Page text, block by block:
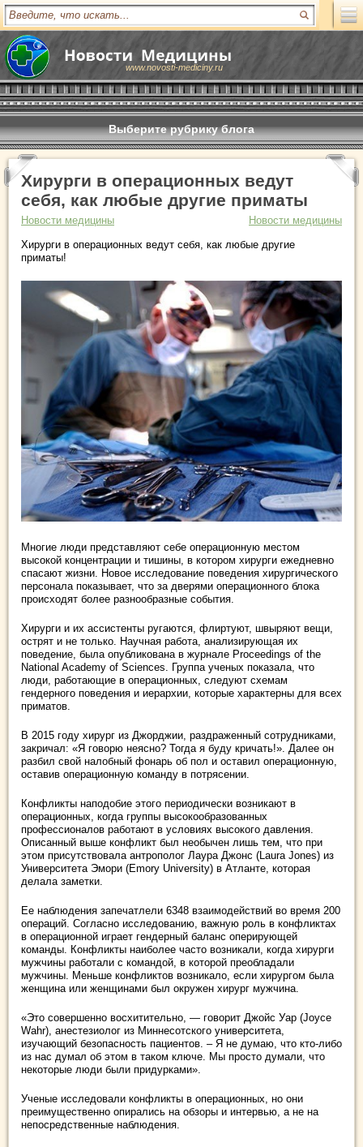
www.novosti-mediciny.ru
Выберите рубрику блога
Хирурги в операционных ведут
себя, как любые другие приматы
Новости медицины
Новости медицины
Хирурги в операционных ведут себя, как любые другие
приматы!
Многие люди представляют себе операционную местом
высокой концентрации и тишины, в котором хирурги ежедневно
спасают жизни. Новое исследование поведения хирургического
персонала показывает, что за дверями операционного блока
происходят более разнообразные события.
Хирурги и их ассистенты ругаются, флиртуют, швыряют вещи,
острят и не только. Научная работа, анализирующая их
поведение, была опубликована в журнале Proceedings of the
National Academy of Sciences. Группа ученых показала, что
люди, работающие в операционных, следуют схемам
гендерного поведения и иерархии, которые характерны для всех
приматов.
В 2015 году хирург из Джорджии, раздраженный сотрудниками,
закричал: «Я говорю неясно? Тогда я буду кричать!». Далее он
разбил свой налобный фонарь об пол и оставил операционную,
оставив операционную команду в потрясении.
Конфликты наподобие этого периодически возникают в
операционных, когда группы высокообразованных
профессионалов работают в условиях высокого давления.
Описанный выше конфликт был необычен лишь тем, что при
этом присутствовала антрополог Лаура Джонс (Laura Jones) из
Университета Эмори (Emory University) в Атланте, которая
делала заметки.
Ее наблюдения запечатлели 6348 взаимодействий во время 200
операций. Согласно исследованию, важную роль в конфликтах
в операционной играет гендерный баланс оперирующей
команды. Конфликты наиболее часто возникали, когда хирурги
мужчины работали с командой, в которой преобладали
мужчины. Меньше конфликтов возникало, если хирургом была
женщина или женщинами был окружен хирург мужчина.
«Это совершенно восхитительно, — говорит Джойс Уар (Joyce
Wahr), анестезиолог из Миннесотского университета,
изучающий безопасность пациентов. – Я не думаю, что кто-либо
из нас думал об этом в таком ключе. Мы просто думали, что
некоторые люди были придурками».
Ученые исследовали конфликты в операционных, но они
преимущественно опирались на обзоры и интервью, а не на
непосредственные наблюдения.